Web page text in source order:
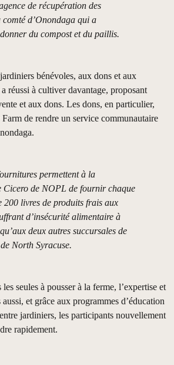
de récupération des
comté d’Onondaga qui a
du compost et du paillis.
bénévoles, aux dons et aux
réussi à cultiver davantage, proposant
et aux dons. Les dons, en particulier,
de rendre un service communautaire
permettent à la
Cicero de NOPL de fournir chaque
200 livres de produits frais aux
d’insécurité alimentaire à
deux autres succursales de
North Syracuse.
seules à pousser à la ferme, l’expertise et
et grâce aux programmes d’éducation
jardiniers, les participants nouvellement
rapidement.